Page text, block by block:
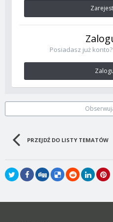
Posiadasz już
PRZEJDŹ DO LISTY TEMATÓW